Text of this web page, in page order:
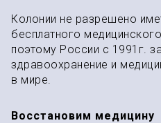
Колонии не разрешено
бесплатного
поэтому России с 1991г.
здравоохранение и
в мире.
Восстановим медицину